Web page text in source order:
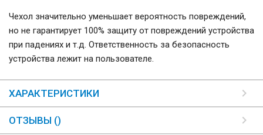
Чехол значительно уменьшает вероятность повреждений,
но не гарантирует 100% защиту от повреждений устройства
при падениях и т.д. Ответственность за безопасность
устройства лежит на пользователе.
ХАРАКТЕРИСТИКИ
ОТЗЫВЫ ()